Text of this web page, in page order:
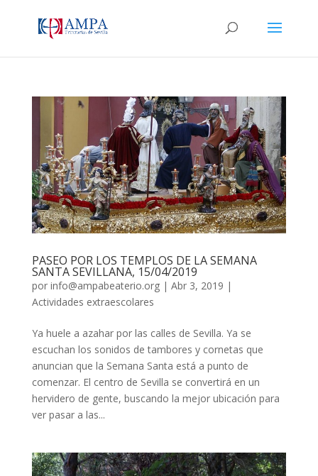
PASEO POR LOS TEMPLOS DE LA SEMANA
SANTA SEVILLANA, 15/04/2019
por info@ampabeaterio.org| Abr 3, 2019 |
Actividades extraescolares
Ya huele a azahar por las calles de Sevilla. Ya se
escuchan los sonidos de tambores y cornetas que
anuncian que la Semana Santa está a punto de
comenzar. El centro de Sevilla se convertirá en un
hervidero de gente, buscando la mejor ubicación para
ver pasar a las...